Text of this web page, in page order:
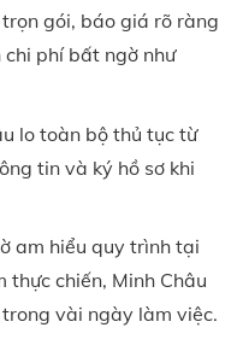
gói, báo giá rõ ràng
phí bất ngờ như
lo toàn bộ thủ tục từ
tin và ký hồ sơ khi
am hiểu quy trình tại
thực chiến, Minh Châu
vài ngày làm việc.